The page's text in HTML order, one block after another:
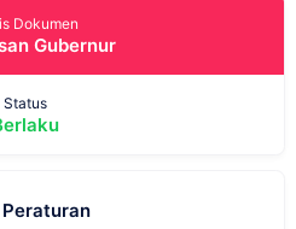
Dokumen
Gubernur
Status